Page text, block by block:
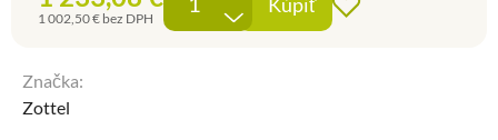
1 002,50€ bez DPH
-
Značka:
Zottel